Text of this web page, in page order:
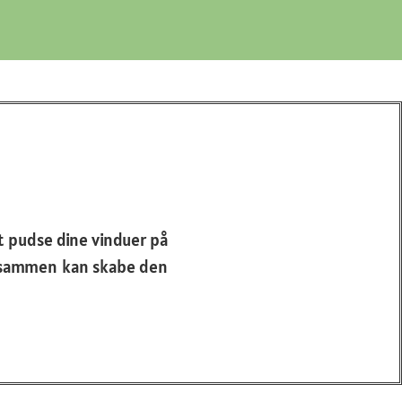
dine vinduer på
kan skabe den